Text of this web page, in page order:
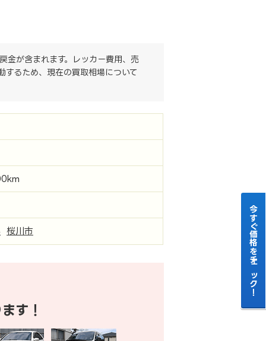
金が含まれます。レッカー費用、売
するため、現在の買取相場について
桜川市
す！
今すぐ価格をチェック！